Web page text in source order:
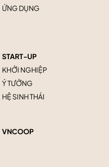
ỨNG DỤNG
START-UP
KHỞI NGHIỆP
Ý TƯỞNG
HỆ SINH THÁI
VNCOOP